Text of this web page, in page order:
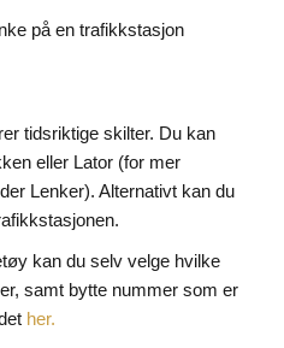
på en trafikkstasjon
tidsriktige skilter. Du kan
eller Lator (for mer
Lenker). Alternativt kan du
kan du selv velge hvilke
samt bytte nummer som er
her.